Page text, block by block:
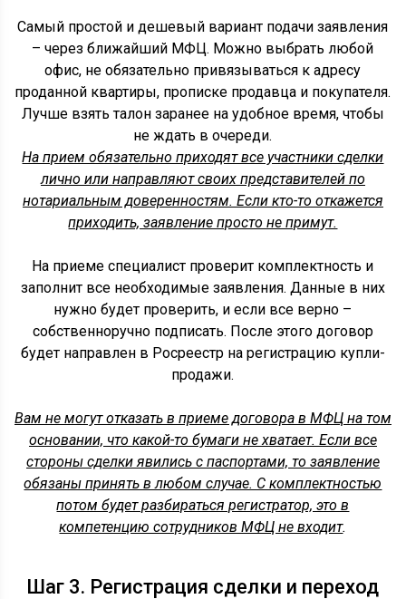
Самый простой и дешевый вариант подачи заявления
– через ближайший МФЦ. Можно выбрать любой
офис, не обязательно привязываться к адресу
проданной квартиры, прописке продавца и покупателя.
Лучше взять талон заранее на удобное время, чтобы
не ждать в очереди.
На прием обязательно приходят все участники сделки
лично или направляют своих представителей по
нотариальным доверенностям. Если кто-то откажется
приходить, заявление просто не примут.
На приеме специалист проверит комплектность и
заполнит все необходимые заявления. Данные в них
нужно будет проверить, и если все верно –
собственноручно подписать. После этого договор
будет направлен в Росреестр на регистрацию купли-
продажи.
Вам не могут отказать в приеме договора в МФЦ на том
основании, что какой-то бумаги не хватает. Если все
стороны сделки явились с паспортами, то заявление
обязаны принять в любом случае. С комплектностью
потом будет разбираться регистратор, это в
компетенцию сотрудников МФЦ не входит.
Шаг 3. Регистрация сделки и переход